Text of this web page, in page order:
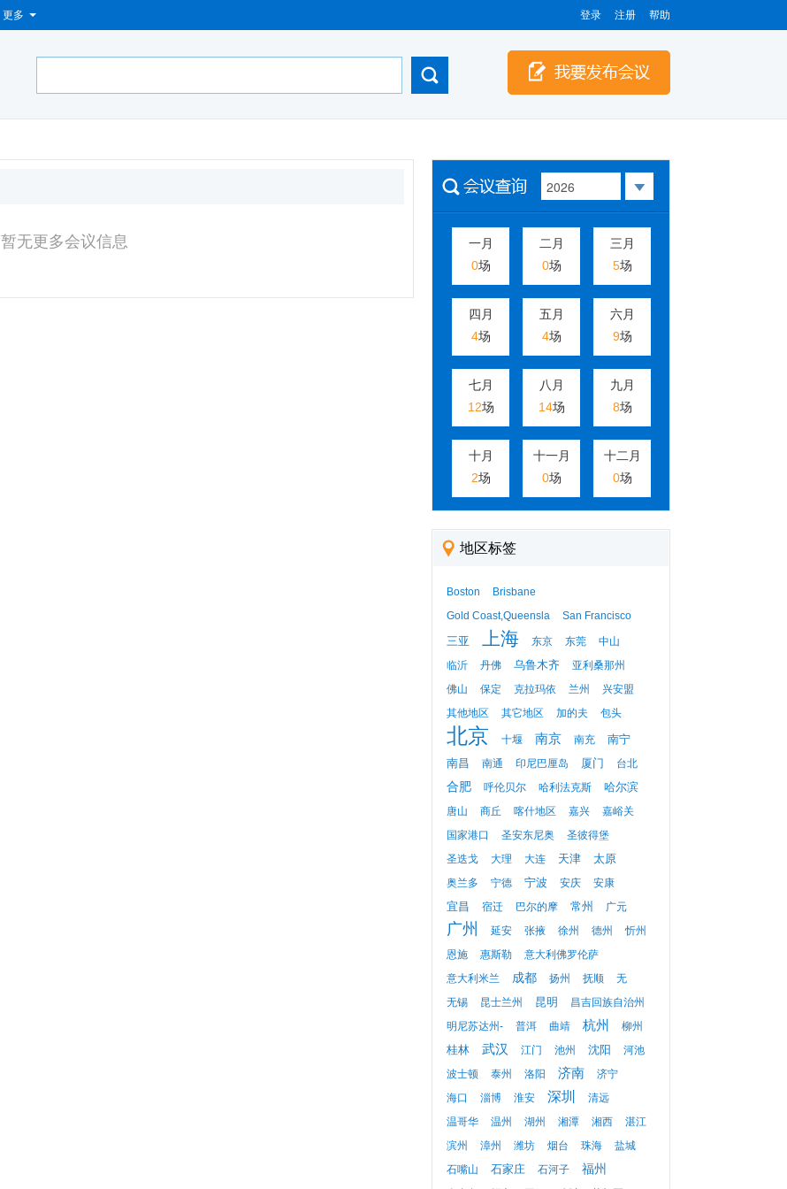
更多 登录 注册 帮助
暂无更多会议信息
一月
0场
二月
0场
三月
5场
四月
4场
五月
4场
六月
9场
七月
12场
八月
14场
九月
8场
十月
2场
十一月
0场
十二月
0场
地区标签
Boston
Brisbane
Gold Coast,Queensla
San Francisco
三亚 上海 东京 东莞
中山
临沂
丹佛 乌鲁木齐
亚利桑那州
佛山
保定 克拉玛依 兰州
兴安盟
其他地区
其它地区 加的夫 包头
北京 十堰 南京 南充
南宁
南昌
南通 印尼巴厘岛 厦门 台北
合肥 呼伦贝尔 哈利法克斯 哈尔滨
唐山 商丘 喀什地区 嘉兴
嘉峪关
国家港口
圣安东尼奥
圣彼得堡
圣迭戈
大理 大连 天津 太原
奥兰多 宁德 宁波 安庆 安康
宜昌 宿迁 巴尔的摩 常州 广元
广州 延安 张掖 徐州 德州
忻州
恩施
惠斯勒
意大利佛罗伦萨
意大利米兰
成都 扬州 抚顺
无
无锡
昆士兰州 昆明
昌吉回族自治州
明尼苏达州-
普洱 曲靖 杭州 柳州
桂林 武汉 江门 池州 沈阳
河池
波士顿
泰州 洛阳 济南
济宁
海口
淄博 淮安 深圳
清远
温哥华
温州 湖州 湘潭 湘西
湛江
滨州
漳州 潍坊 烟台 珠海
盐城
石嘴山
石家庄 石河子 福州